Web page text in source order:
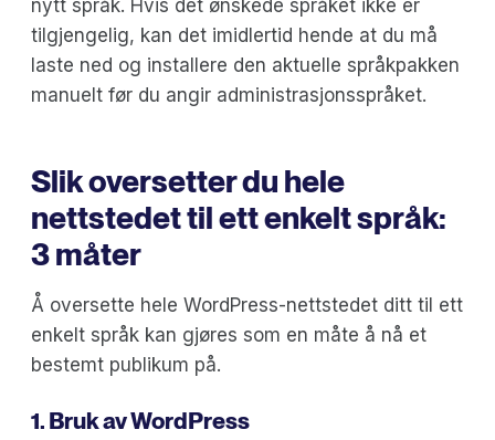
nytt språk. Hvis det ønskede språket ikke er
tilgjengelig, kan det imidlertid hende at du må
laste ned og installere den aktuelle språkpakken
manuelt før du angir administrasjonsspråket.
Slik oversetter du hele
nettstedet til ett enkelt språk:
3 måter
Å oversette hele WordPress-nettstedet ditt til ett
enkelt språk kan gjøres som en måte å nå et
bestemt publikum på.
1. Bruk av WordPress